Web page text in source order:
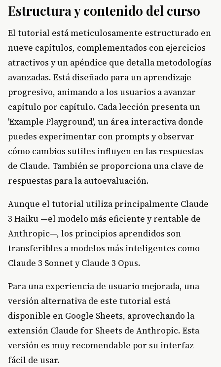
Estructura y contenido del curso
El tutorial está meticulosamente estructurado en
nueve capítulos, complementados con ejercicios
atractivos y un apéndice que detalla metodologías
avanzadas. Está diseñado para un aprendizaje
progresivo, animando a los usuarios a avanzar
capítulo por capítulo. Cada lección presenta un
'Example Playground', un área interactiva donde
puedes experimentar con prompts y observar
cómo cambios sutiles influyen en las respuestas
de Claude. También se proporciona una clave de
respuestas para la autoevaluación.
Aunque el tutorial utiliza principalmente Claude
3 Haiku —el modelo más eficiente y rentable de
Anthropic—, los principios aprendidos son
transferibles a modelos más inteligentes como
Claude 3 Sonnet y Claude 3 Opus.
Para una experiencia de usuario mejorada, una
versión alternativa de este tutorial está
disponible en Google Sheets, aprovechando la
extensión Claude for Sheets de Anthropic. Esta
versión es muy recomendable por su interfaz
fácil de usar.